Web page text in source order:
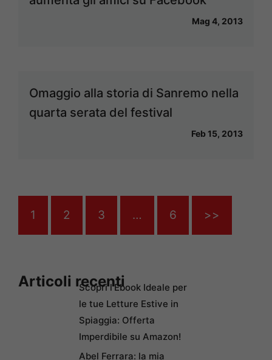
Mag 4, 2013
Omaggio alla storia di Sanremo nella
quarta serata del festival
Feb 15, 2013
1 2 3 … 6 >>
Articoli recentiScopri l’Ebook Ideale per
le tue Letture Estive in
Spiaggia: Offerta
Imperdibile su Amazon!
Abel Ferrara: la mia